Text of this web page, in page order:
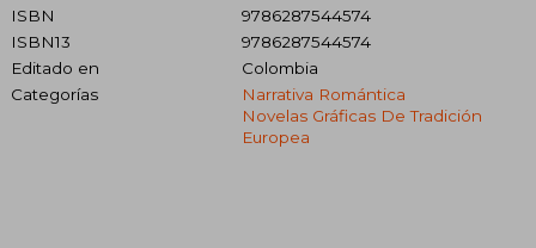
ISBN
9786287544574
ISBN13
9786287544574
Editado en
Colombia
Categorías
Narrativa Romántica
Novelas Gráficas De Tradición
Europea